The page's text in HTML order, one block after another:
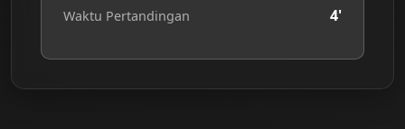
Waktu Pertandingan 4'